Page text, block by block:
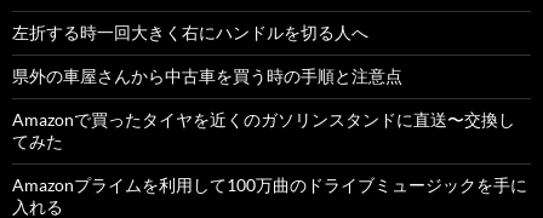
左折する時一回大きく右にハンドルを切る人へ
県外の車屋さんから中古車を買う時の手順と注意点
Amazonで買ったタイヤを近くのガソリンスタンドに直送〜交換し
てみた
Amazonプライムを利用して100万曲のドライブミュージックを手に
入れる